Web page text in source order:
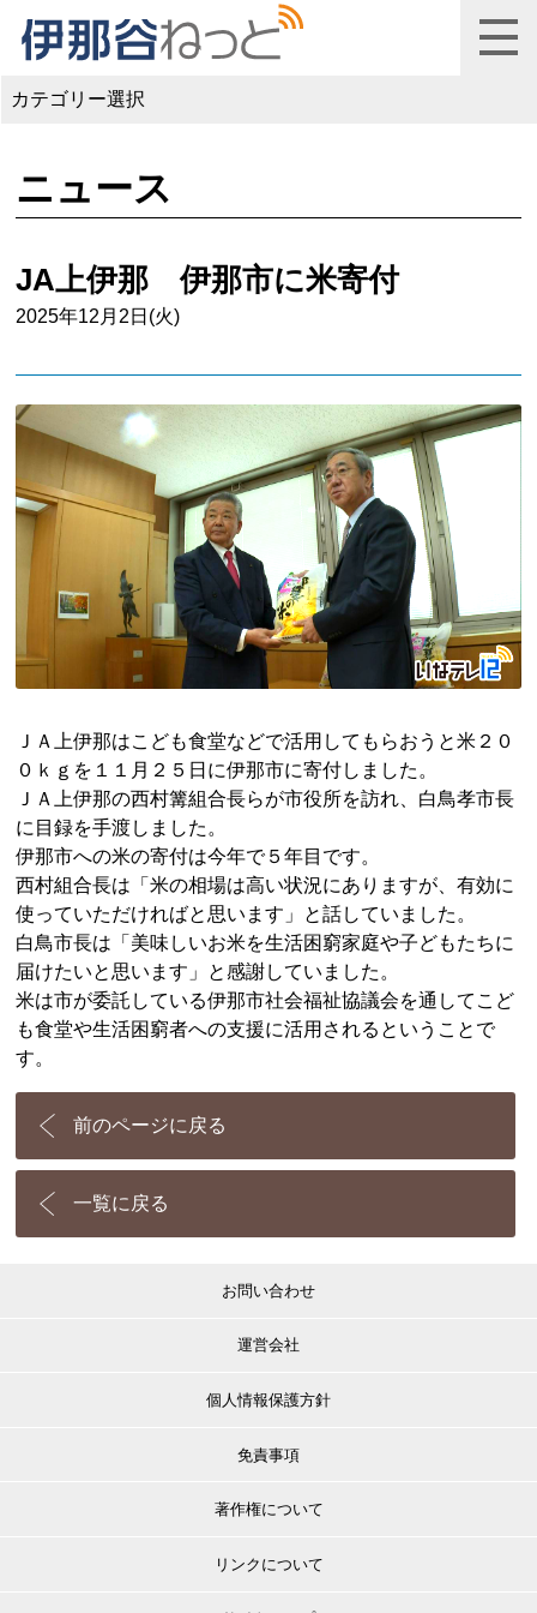
カテゴリー選択
ニュース
JA上伊那 伊那市に米寄付
2025年12月2日(火)
ＪＡ上伊那はこども食堂などで活用してもらおうと米２０
０ｋｇを１１月２５日に伊那市に寄付しました。
ＪＡ上伊那の西村篝組合長らが市役所を訪れ、白鳥孝市長
に目録を手渡しました。
伊那市への米の寄付は今年で５年目です。
西村組合長は「米の相場は高い状況にありますが、有効に
使っていただければと思います」と話していました。
白鳥市長は「美味しいお米を生活困窮家庭や子どもたちに
届けたいと思います」と感謝していました。
米は市が委託している伊那市社会福祉協議会を通してこど
も食堂や生活困窮者への支援に活用されるということで
す。
前のページに戻る
一覧に戻る
お問い合わせ
運営会社
個人情報保護方針
免責事項
著作権について
リンクについて